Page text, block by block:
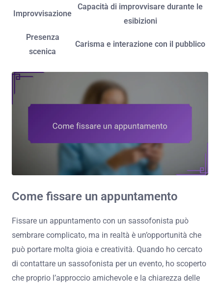
Improvvisazione
Capacità di improvvisare durante le
esibizioni
Presenza
scenica
Carisma e interazione con il pubblico
Come fissare un appuntamento
Fissare un appuntamento con un sassofonista può
sembrare complicato, ma in realtà è un’opportunità che
può portare molta gioia e creatività. Quando ho cercato
di contattare un sassofonista per un evento, ho scoperto
che proprio l’approccio amichevole e la chiarezza delle